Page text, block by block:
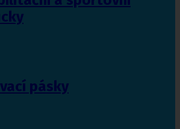
pásky